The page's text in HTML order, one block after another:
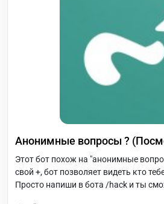
Анонимные вопросы ?
Этот бот похож на "анонимные
свой +, бот позволяет видеть кто
Просто напиши в бота /hack и ты